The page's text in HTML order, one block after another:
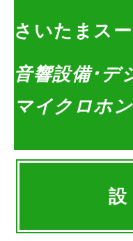
さいたまス
音響設備･デ
マイクロホ
設